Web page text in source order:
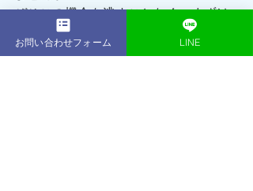
ぜひこの機会を逃すことなく、まずは
無料体験トレーニングに足を運んでみ
てください☺️
お問い合わせフォーム LINE